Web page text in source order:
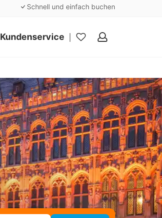
Schnell und einfach buchen
Kundenservice
Meine